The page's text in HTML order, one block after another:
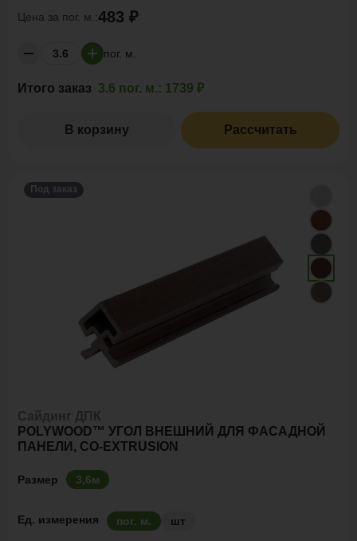
Цена за пог. м.:483 ₽
пог. м.
Итого заказ 3.6 пог. м.: 1739 ₽
В корзину Рассчитать
Под заказ
POLYWOOD™ УГОЛ ВНЕШНИЙ ДЛЯ ФАСАДНОЙ
ПАНЕЛИ, CO-EXTRUSION
Размер 3,6м
Ед. измерения пог. м. шт